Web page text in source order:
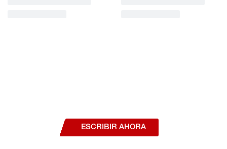
ESCRIBIR AHORA